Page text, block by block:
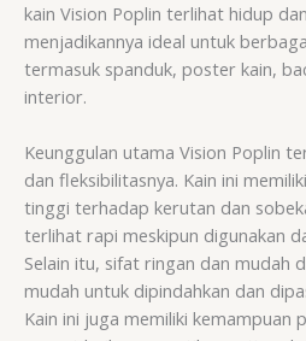
kain Vision Poplin terlihat hidup
menjadikannya ideal untuk
termasuk spanduk, poster kain,
interior.
Keunggulan utama Vision Poplin
dan fleksibilitasnya. Kain ini
tinggi terhadap kerutan dan
terlihat rapi meskipun digunakan
Selain itu, sifat ringan dan mudah
mudah untuk dipindahkan dan
Kain ini juga memiliki kemampuan